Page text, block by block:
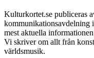
Kulturkortet.se publiceras
kommunikationsavdelning
mest aktuella
Vi skriver om allt från
världsmusik.